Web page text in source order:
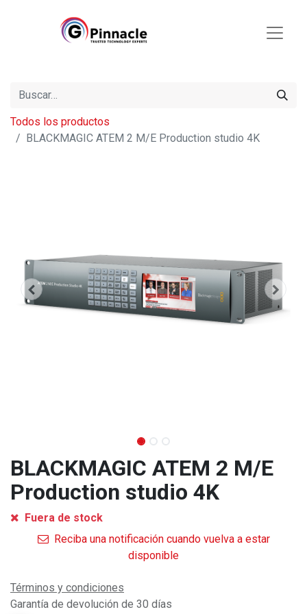
Todos los productos
BLACKMAGIC ATEM 2 M/E Production studio 4K
BLACKMAGIC ATEM 2 M/E
Production studio 4K
Fuera de stock
Reciba una notificación cuando vuelva a estar
disponible
Términos y condiciones
Garantía de devolución de 30 días